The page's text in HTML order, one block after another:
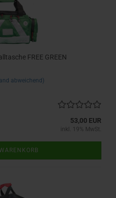
FREE GREEN
abweichend)
53,00 EUR
inkl. 19% MwSt.